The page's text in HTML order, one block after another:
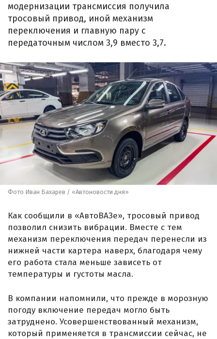
модернизации трансмиссия получила
тросовый привод, иной механизм
переключения и главную пару с
передаточным числом 3,9 вместо 3,7.
Фото Иван Бахарев / «Автоновости дня»
Как сообщили в «АвтоВАЗе», тросовый привод
позволил снизить вибрации. Вместе с тем
механизм переключения передач перенесли из
нижней части картера наверх, благодаря чему
его работа стала меньше зависеть от
температуры и густоты масла.
В компании напомнили, что прежде в морозную
погоду включение передач могло быть
затруднено. Усовершенствованный механизм,
который применяется в трансмиссии сейчас, не